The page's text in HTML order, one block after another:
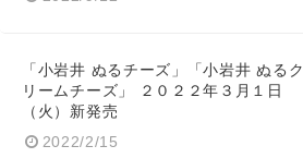
「小岩井 ぬるチーズ」「小岩井 ぬるク
リームチーズ」 ２０２２年３月１日
（火）新発売
2022/2/15